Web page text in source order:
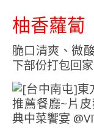
柚香蘿蔔
脆口清爽、微
下部份打包回